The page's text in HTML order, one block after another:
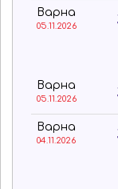
Варна
05.11.2026
Варна
05.11.2026
Варна
04.11.2026